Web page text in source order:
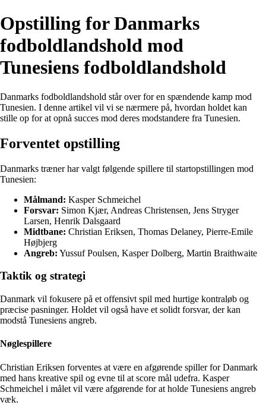
Opstilling for Danmarks
fodboldlandshold mod
Tunesiens fodboldlandshold
Danmarks fodboldlandshold står over for en spændende kamp mod
Tunesien. I denne artikel vil vi se nærmere på, hvordan holdet kan
stille op for at opnå succes mod deres modstandere fra Tunesien.
Forventet opstilling
Danmarks træner har valgt følgende spillere til startopstillingen mod
Tunesien:
Målmand: Kasper Schmeichel
Forsvar: Simon Kjær, Andreas Christensen, Jens Stryger
Larsen, Henrik Dalsgaard
Midtbane: Christian Eriksen, Thomas Delaney, Pierre-Emile
Højbjerg
Angreb: Yussuf Poulsen, Kasper Dolberg, Martin Braithwaite
Taktik og strategi
Danmark vil fokusere på et offensivt spil med hurtige kontraløb og
præcise pasninger. Holdet vil også have et solidt forsvar, der kan
modstå Tunesiens angreb.
Nøglespillere
Christian Eriksen forventes at være en afgørende spiller for Danmark
med hans kreative spil og evne til at score mål udefra. Kasper
Schmeichel i målet vil være afgørende for at holde Tunesiens angreb
væk.